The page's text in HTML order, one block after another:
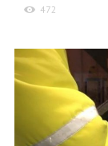
472